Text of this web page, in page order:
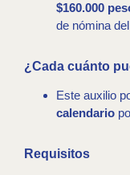
$160.000
de nómina
¿Cada cuánto
Este auxilio
calendario
Requisitos